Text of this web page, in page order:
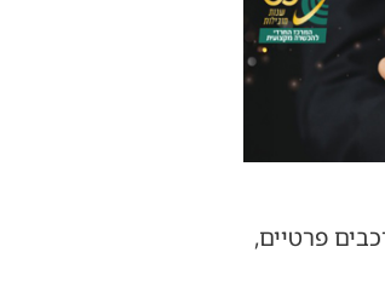
פרטיים,